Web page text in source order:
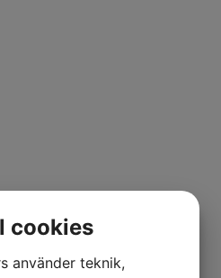
cookies
använder teknik,